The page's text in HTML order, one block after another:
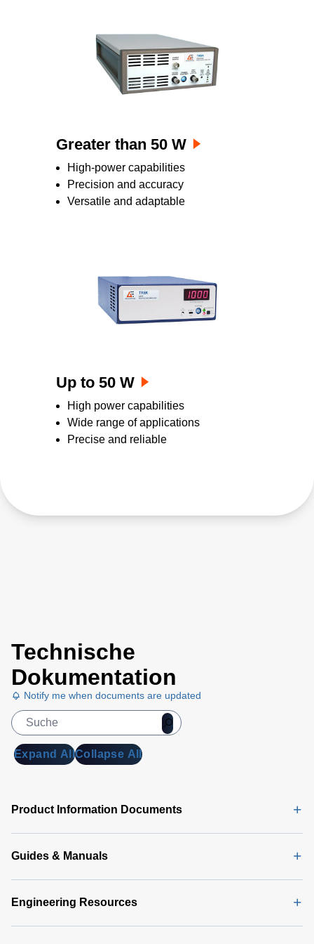
Greater than 50 W
High-power capabilities
Precision and accuracy
Versatile and adaptable
Up to 50 W
High power capabilities
Wide range of applications
Precise and reliable
Technische
Dokumentation
Notify me when documents are updated
Expand AllCollapse All
Product Information Documents
Guides & Manuals
Engineering Resources